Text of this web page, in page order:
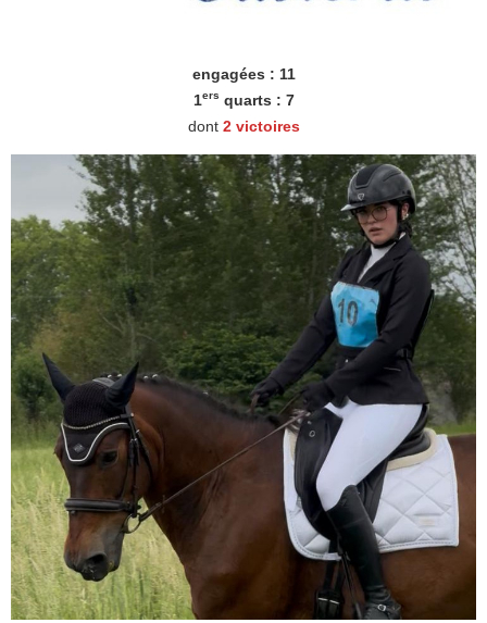
engagées : 11
1ers quarts : 7
dont 2 victoires